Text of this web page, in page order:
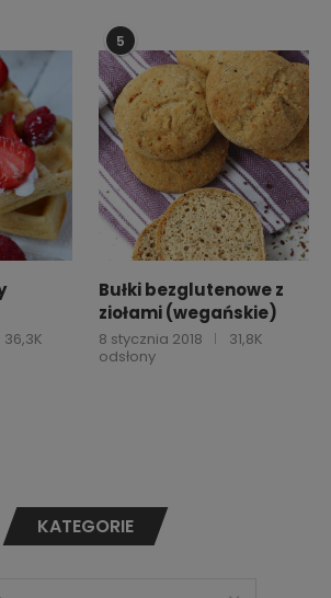
36,3K
5
Bułki bezglutenowe z
ziołami (wegańskie)
8 stycznia 2018
31,8K
odsłony
KATEGORIE